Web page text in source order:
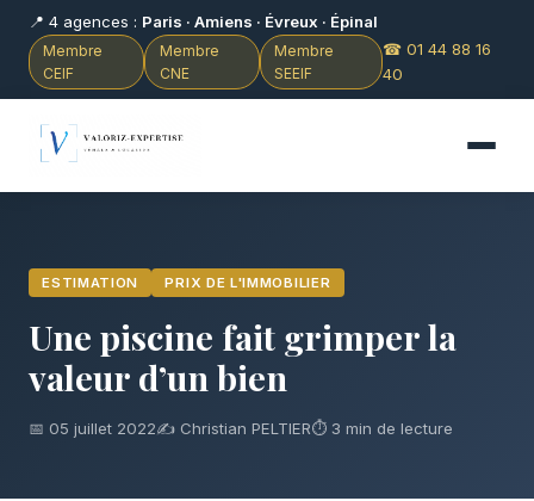
📍 4 agences : Paris · Amiens · Évreux · Épinal
Membre
CEIF
Membre
CNE
Membre
SEEIF
☎ 01 44 88 16
40
ESTIMATION PRIX DE L'IMMOBILIER
Une piscine fait grimper la
valeur d’un bien
📅 05 juillet 2022✍️ Christian PELTIER⏱ 3 min de lecture